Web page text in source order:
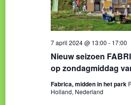
Nieuw seizoen
op zondagmiddag
7 april 2024 @ 13:00 - 17:00
Fabrica, midden in het park
Holland, Nederland